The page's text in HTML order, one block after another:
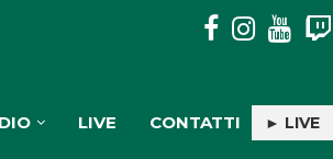
IL JAZZ GUARDA IL
LIVE CONTATTI ► LIVE